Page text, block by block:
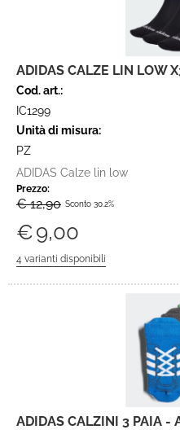
ADIDAS CALZE LIN LOW
Cod. art.:
IC1299
Unità di misura:
PZ
ADIDAS Calze lin low
Prezzo:
€ 12,90 Sconto 30.2%
€9,00
ADIDAS CALZINI 3 PAIA -